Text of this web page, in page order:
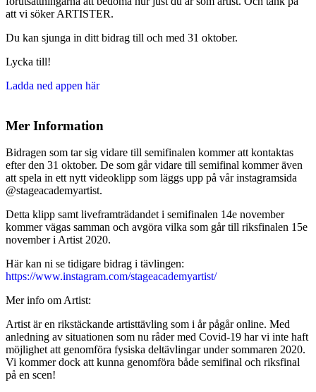
att vi söker ARTISTER.
Du kan sjunga in ditt bidrag till och med 31 oktober.
Lycka till!
Ladda ned appen här
Mer Information
Bidragen som tar sig vidare till semifinalen kommer att kontaktas
efter den 31 oktober. De som går vidare till semifinal kommer även
att spela in ett nytt videoklipp som läggs upp på vår instagramsida
@stageacademyartist.
Detta klipp samt liveframträdandet i semifinalen 14e november
kommer vägas samman och avgöra vilka som går till riksfinalen 15e
november i Artist 2020.
Här kan ni se tidigare bidrag i tävlingen:
https://www.instagram.com/stageacademyartist/
Mer info om Artist:
Artist är en rikstäckande artisttävling som i år pågår online. Med
anledning av situationen som nu råder med Covid-19 har vi inte haft
möjlighet att genomföra fysiska deltävlingar under sommaren 2020.
Vi kommer dock att kunna genomföra både semifinal och riksfinal
på en scen!